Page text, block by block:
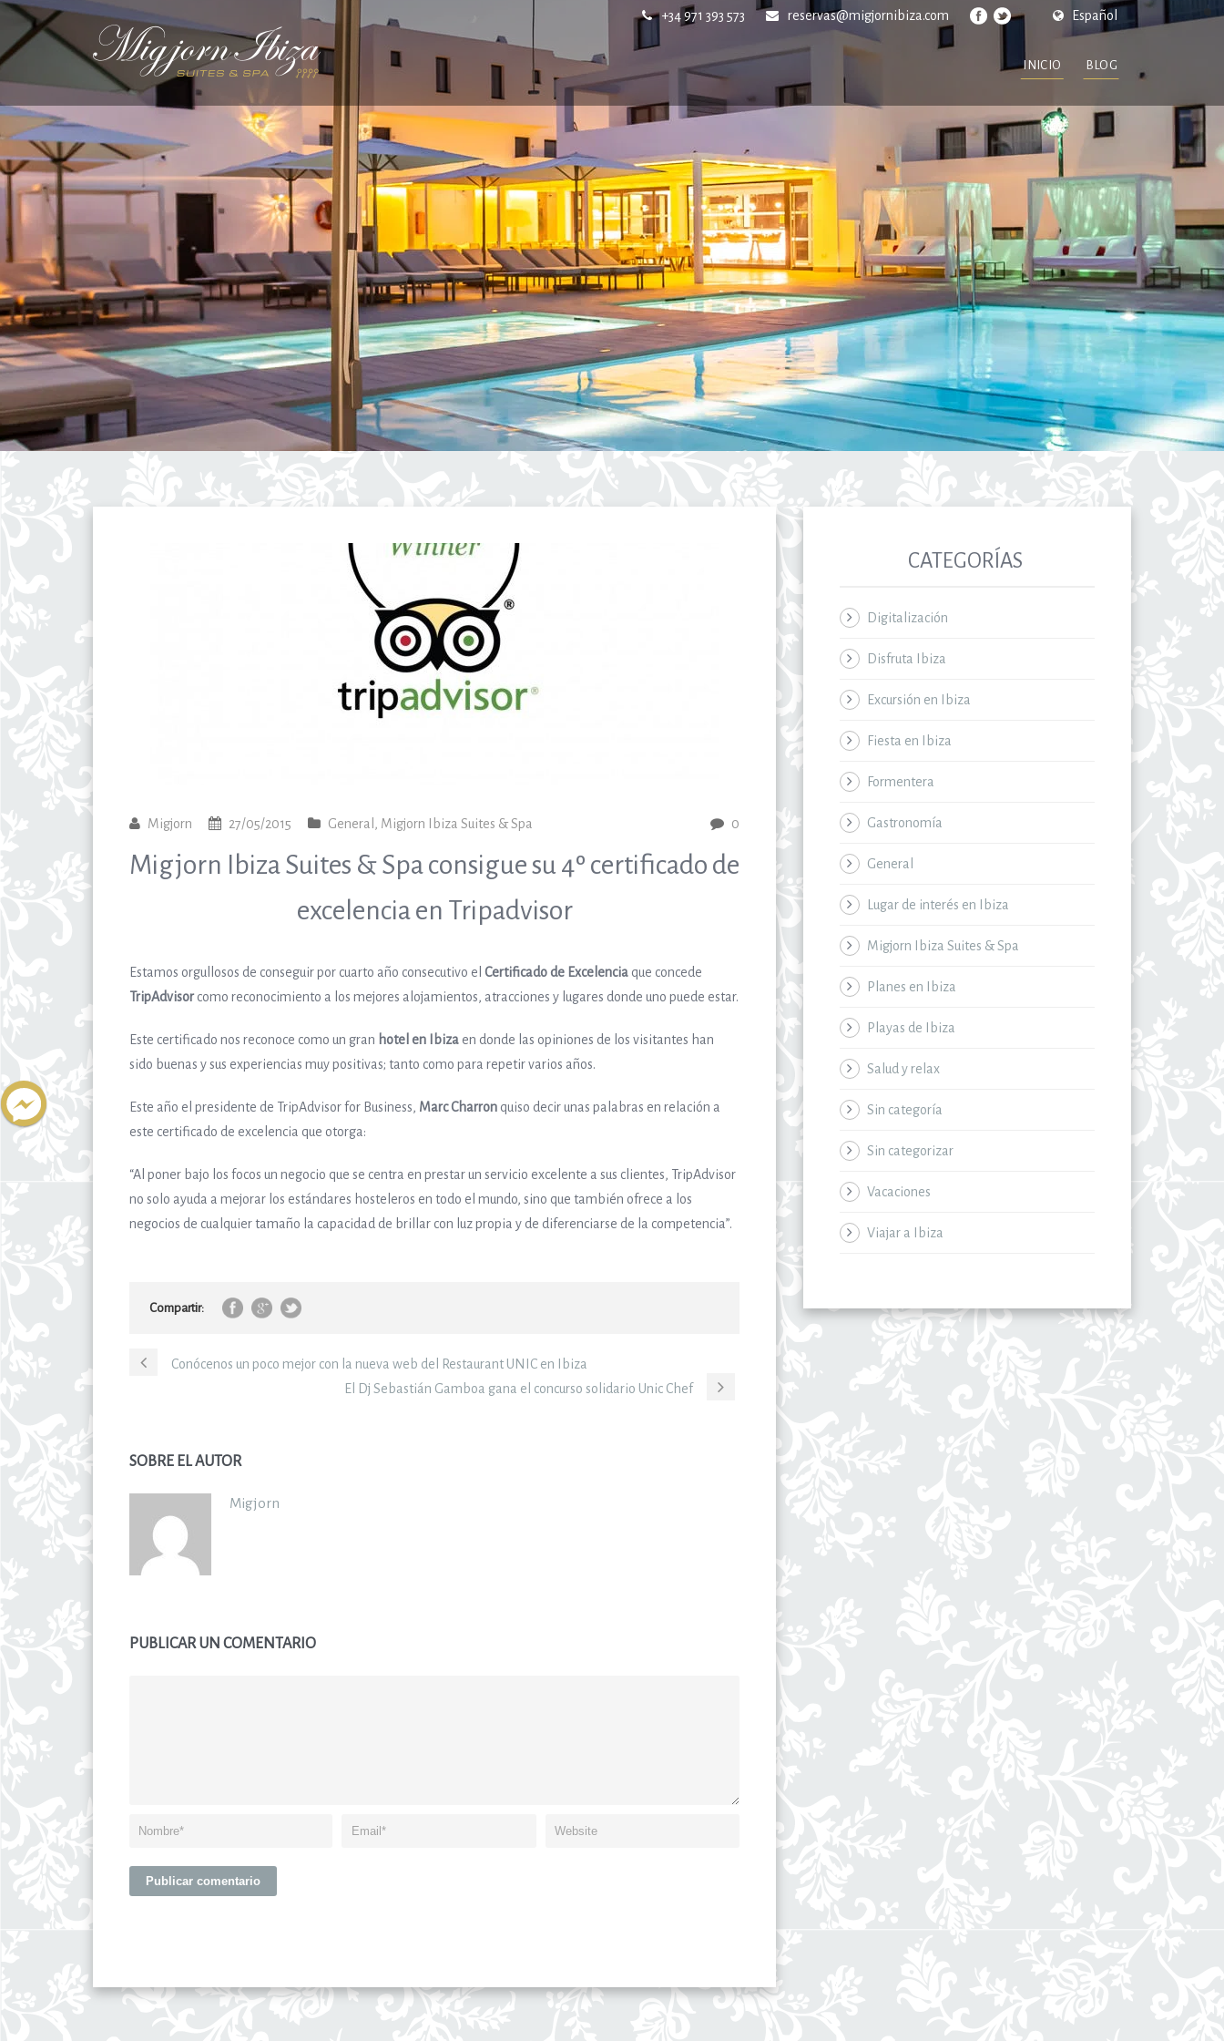
Español
+34 971 393 573 reservas@migjornibiza.com
INICIO BLOG
Migjorn 27/05/2015 General , Migjorn Ibiza Suites & Spa 0
Migjorn Ibiza Suites & Spa consigue su 4º certificado de
excelencia en Tripadvisor
Estamos orgullosos de conseguir por cuarto año consecutivo el Certificado de Excelencia que concede
TripAdvisorcomo reconocimiento a los mejores alojamientos, atracciones y lugares donde uno puede estar.
Este certificado nos reconoce como un gran hotel en Ibiza en donde las opiniones de los visitantes han
sido buenas y sus experiencias muy positivas; tanto como para repetir varios años.
Este año el presidente de TripAdvisor for Business, Marc Charron quiso decir unas palabras en relación a
este certificado de excelencia que otorga:
“Al poner bajo los focos un negocio que se centra en prestar un servicio excelente a sus clientes, TripAdvisor
no solo ayuda a mejorar los estándares hosteleros en todo el mundo, sino que también ofrece a los
negocios de cualquier tamaño la capacidad de brillar con luz propia y de diferenciarse de la competencia”.
Compartir:
Conócenos un poco mejor con la nueva web del Restaurant UNIC en Ibiza
El Dj Sebastián Gamboa gana el concurso solidario Unic Chef
SOBRE EL AUTOR
Migjorn
PUBLICAR UN COMENTARIO
CATEGORÍAS
Digitalización
Disfruta Ibiza
Excursión en Ibiza
Fiesta en Ibiza
Formentera
Gastronomía
General
Lugar de interés en Ibiza
Migjorn Ibiza Suites & Spa
Planes en Ibiza
Playas de Ibiza
Salud y relax
Sin categoría
Sin categorizar
Vacaciones
Viajar a Ibiza